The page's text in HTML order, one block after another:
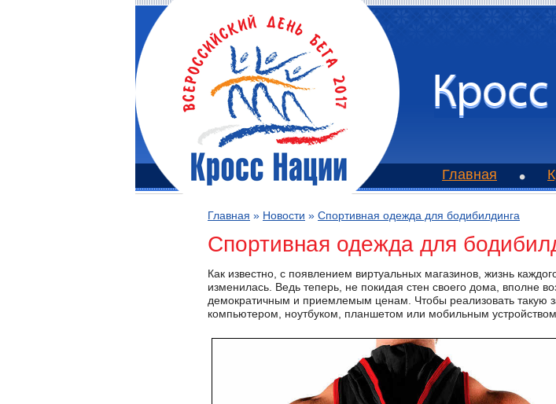
Главная
Главная » Новости » Спортивная одежда для бодибилдинга
Спортивная одежда для
Как известно, с появлением виртуальных магазинов, жизнь
изменилась. Ведь теперь, не покидая стен своего дома, вполне
демократичным и приемлемым ценам. Чтобы реализовать такую
компьютером, ноутбуком, планшетом или мобильным